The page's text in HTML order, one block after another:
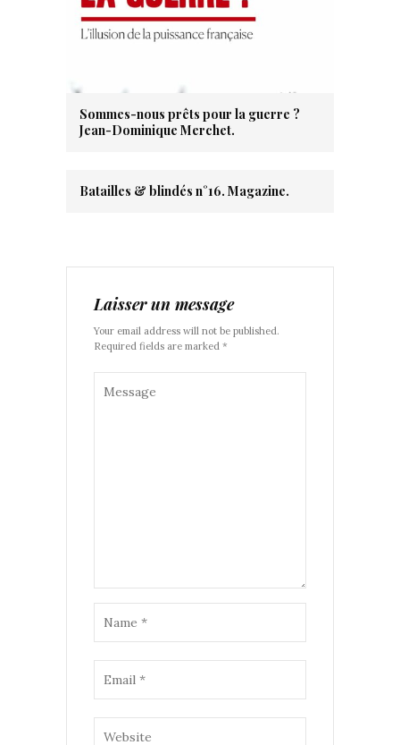
Sommes-nous prêts pour la guerre ?
Jean-Dominique Merchet.
Batailles & blindés n°16. Magazine.
Laisser un message
Your email address will not be published.
Required fields are marked *